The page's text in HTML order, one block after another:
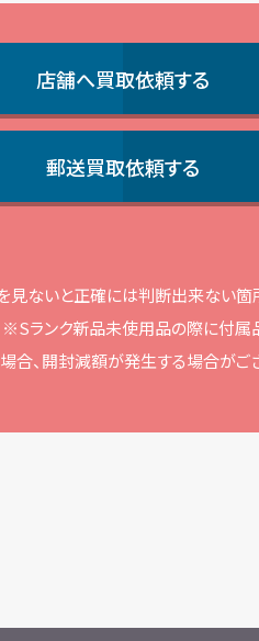
店舗へ買取依頼する
郵送買取依頼する
⾒ないと正確には判断出来ない箇
※Sランク新品未使⽤品の際に付属
、開封減額が発⽣する場合がご